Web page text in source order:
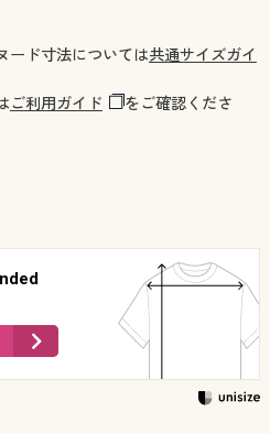
ード寸法については共通サイズガイ
ご利用ガイド
をご確認くださ